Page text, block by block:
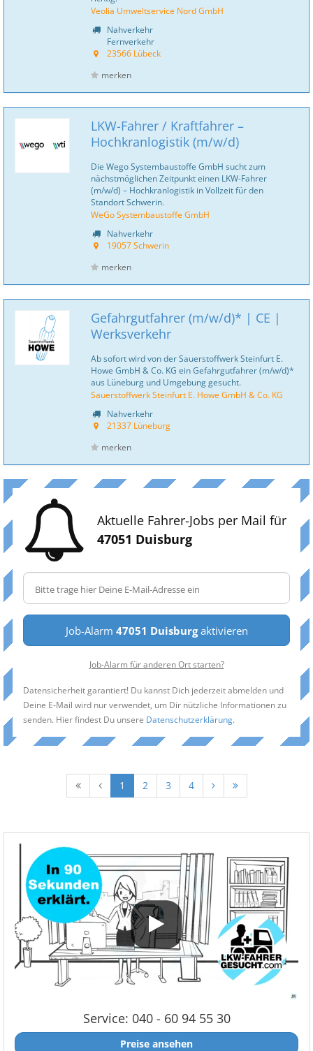
Veolia Umweltservice Nord GmbH
Nahverkehr
Fernverkehr
23566 Lübeck
merken
LKW-Fahrer / Kraftfahrer –
Hochkranlogistik (m/w/d)
Die Wego Systembaustoffe GmbH sucht zum
nächstmöglichen Zeitpunkt einen LKW-Fahrer
(m/w/d) – Hochkranlogistik in Vollzeit für den
Standort Schwerin.
WeGo Systembaustoffe GmbH
Nahverkehr
19057 Schwerin
merken
Gefahrgutfahrer (m/w/d)* | CE |
Werksverkehr
Ab sofort wird von der Sauerstoffwerk Steinfurt E.
Howe GmbH & Co. KG ein Gefahrgutfahrer (m/w/d)*
aus Lüneburg und Umgebung gesucht.
Sauerstoffwerk Steinfurt E. Howe GmbH & Co. KG
Nahverkehr
21337 Lüneburg
merken
Aktuelle Fahrer-Jobs per Mail für
47051 Duisburg
Job-Alarm 47051 Duisburgaktivieren
Job-Alarm für anderen Ort starten?
Datensicherheit garantiert! Du kannst Dich jederzeit abmelden und
Deine E-Mail wird nur verwendet, um Dir nützliche Informationen zu
senden. Hier findest Du unsere Datenschutzerklärung.
1 2 3 4
Service: 040 - 60 94 55 30
Preise ansehen